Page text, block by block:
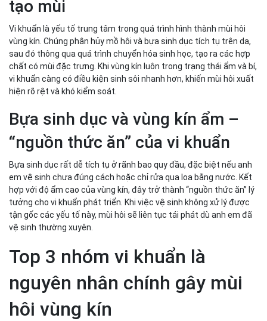
tạo mùi
Vi khuẩn là yếu tố trung tâm trong quá trình hình thành mùi hôi
vùng kín. Chúng phân hủy mồ hôi và bựa sinh dục tích tụ trên da,
sau đó thông qua quá trình chuyển hóa sinh học, tạo ra các hợp
chất có mùi đặc trưng. Khi vùng kín luôn trong trạng thái ẩm và bí,
vi khuẩn càng có điều kiện sinh sôi nhanh hơn, khiến mùi hôi xuất
hiện rõ rệt và khó kiểm soát.
Bựa sinh dục và vùng kín ẩm –
“nguồn thức ăn” của vi khuẩn
Bựa sinh dục rất dễ tích tụ ở rãnh bao quy đầu, đặc biệt nếu anh
em vệ sinh chưa đúng cách hoặc chỉ rửa qua loa bằng nước. Kết
hợp với độ ẩm cao của vùng kín, đây trở thành “nguồn thức ăn” lý
tưởng cho vi khuẩn phát triển. Khi việc vệ sinh không xử lý được
tận gốc các yếu tố này, mùi hôi sẽ liên tục tái phát dù anh em đã
vệ sinh thường xuyên.
Top 3 nhóm vi khuẩn là
nguyên nhân chính gây mùi
hôi vùng kín